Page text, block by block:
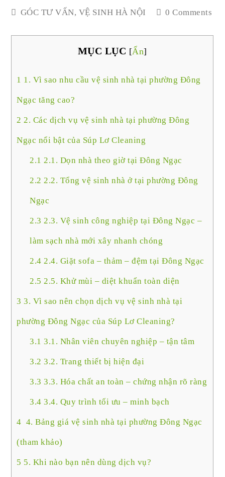
GÓC TƯ VẤN, VỆ SINH HÀ NỘI 0 Comments
MỤC LỤC [Ẩn]
1 1. Vì sao nhu cầu vệ sinh nhà tại phường Đông
Ngạc tăng cao?
2 2. Các dịch vụ vệ sinh nhà tại phường Đông
Ngạc nổi bật của Súp Lơ Cleaning
2.1 2.1. Dọn nhà theo giờ tại Đông Ngạc
2.2 2.2. Tổng vệ sinh nhà ở tại phường Đông
Ngạc
2.3 2.3. Vệ sinh công nghiệp tại Đông Ngạc –
làm sạch nhà mới xây nhanh chóng
2.4 2.4. Giặt sofa – thảm – đệm tại Đông Ngạc
2.5 2.5. Khử mùi – diệt khuẩn toàn diện
3 3. Vì sao nên chọn dịch vụ vệ sinh nhà tại
phường Đông Ngạc của Súp Lơ Cleaning?
3.1 3.1. Nhân viên chuyên nghiệp – tận tâm
3.2 3.2. Trang thiết bị hiện đại
3.3 3.3. Hóa chất an toàn – chứng nhận rõ ràng
3.4 3.4. Quy trình tối ưu – minh bạch
4 4. Bảng giá vệ sinh nhà tại phường Đông Ngạc
(tham khảo)
5 5. Khi nào bạn nên dùng dịch vụ?